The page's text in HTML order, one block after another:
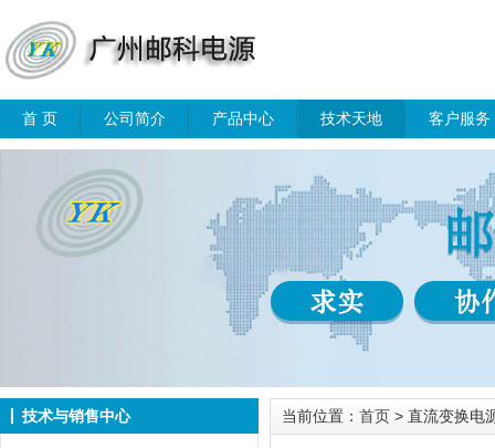
首 页 公司简介 产品中心 技术天地 客户服务
技术与销售中心 当前位置： 首页 > 直流变换电